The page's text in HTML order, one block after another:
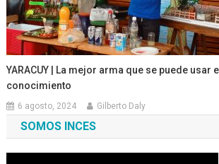
YARACUY | La mejor arma que se puede usar
conocimiento
6 agosto, 2024 Gilberto Daly
SOMOS INCES